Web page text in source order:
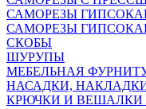
САМОРЕЗЫ
САМОРЕЗЫ
СКОБЫ
ШУРУПЫ
МЕБЕЛЬНАЯ
НАСАДКИ,
КРЮЧКИ И ВЕШАЛКИ